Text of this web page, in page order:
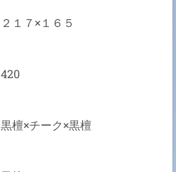
２１７×１６５
420
黒檀×チーク×黒檀